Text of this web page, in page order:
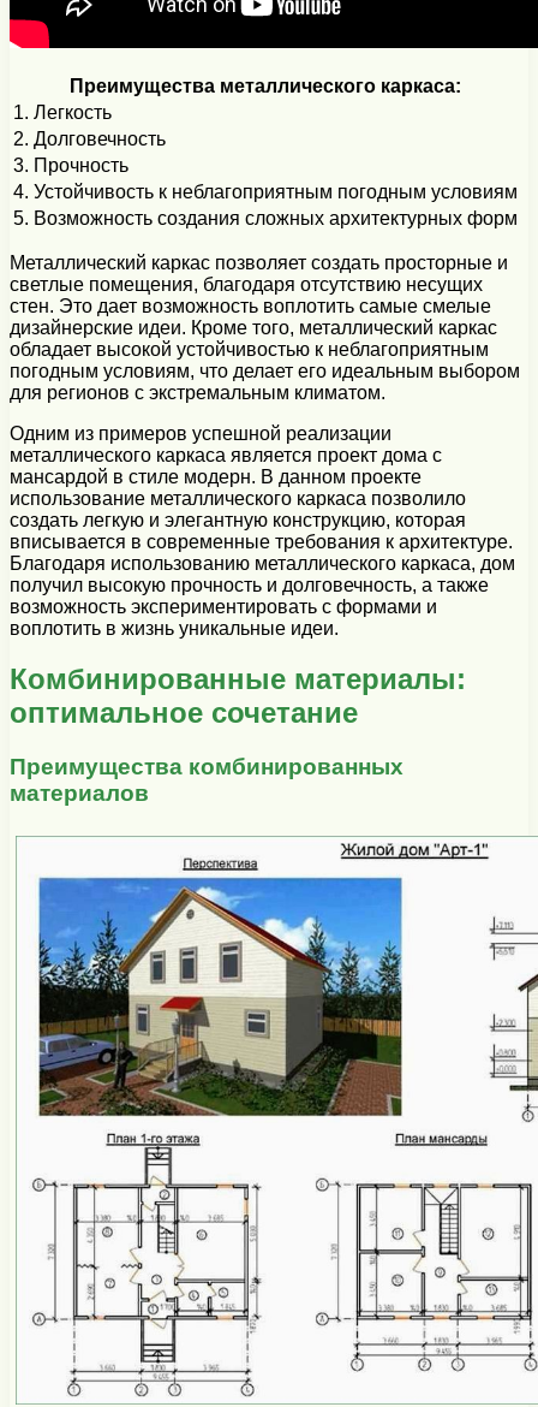
Преимущества металлического каркаса:
1. Легкость
2. Долговечность
3. Прочность
4. Устойчивость к неблагоприятным погодным условиям
5. Возможность создания сложных архитектурных форм
Металлический каркас позволяет создать просторные и
светлые помещения, благодаря отсутствию несущих
стен. Это дает возможность воплотить самые смелые
дизайнерские идеи. Кроме того, металлический каркас
обладает высокой устойчивостью к неблагоприятным
погодным условиям, что делает его идеальным выбором
для регионов с экстремальным климатом.
Одним из примеров успешной реализации
металлического каркаса является проект дома с
мансардой в стиле модерн. В данном проекте
использование металлического каркаса позволило
создать легкую и элегантную конструкцию, которая
вписывается в современные требования к архитектуре.
Благодаря использованию металлического каркаса, дом
получил высокую прочность и долговечность, а также
возможность экспериментировать с формами и
воплотить в жизнь уникальные идеи.
Комбинированные материалы:
оптимальное сочетание
Преимущества комбинированных
материалов